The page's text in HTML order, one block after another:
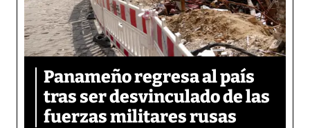
Panameño regresa al país
tras ser desvinculado de las
fuerzas militares rusas